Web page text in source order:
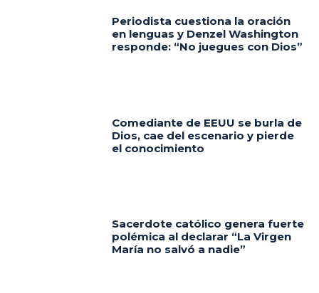
Periodista cuestiona la oración
en lenguas y Denzel Washington
responde: “No juegues con Dios”
Comediante de EEUU se burla de
Dios, cae del escenario y pierde
el conocimiento
Sacerdote católico genera fuerte
polémica al declarar “La Virgen
María no salvó a nadie”